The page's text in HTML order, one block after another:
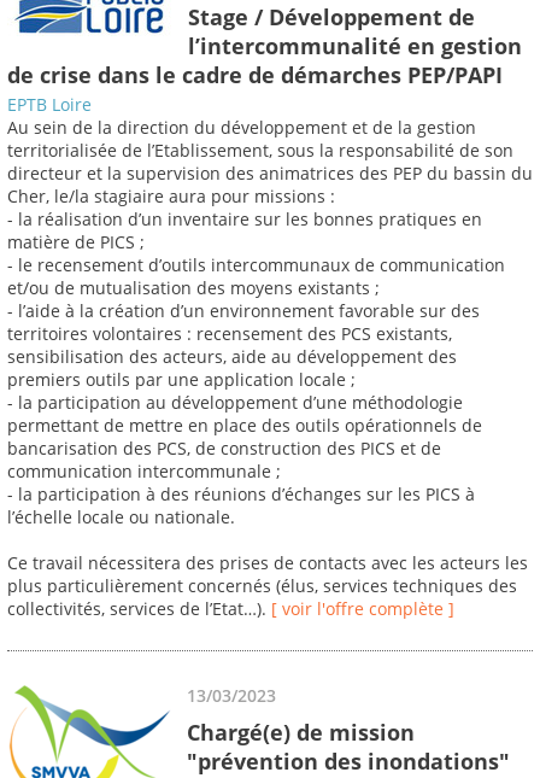
Stage / Développement de
l’intercommunalité en gestion
de crise dans le cadre de démarches PEP/PAPI
EPTB Loire
Au sein de la direction du développement et de la gestion
territorialisée de l’Etablissement, sous la responsabilité de son
directeur et la supervision des animatrices des PEP du bassin du
Cher, le/la stagiaire aura pour missions :
- la réalisation d’un inventaire sur les bonnes pratiques en
matière de PICS ;
- le recensement d’outils intercommunaux de communication
et/ou de mutualisation des moyens existants ;
- l’aide à la création d’un environnement favorable sur des
territoires volontaires : recensement des PCS existants,
sensibilisation des acteurs, aide au développement des
premiers outils par une application locale ;
- la participation au développement d’une méthodologie
permettant de mettre en place des outils opérationnels de
bancarisation des PCS, de construction des PICS et de
communication intercommunale ;
- la participation à des réunions d’échanges sur les PICS à
l’échelle locale ou nationale.
Ce travail nécessitera des prises de contacts avec les acteurs les
plus particulièrement concernés (élus, services techniques des
collectivités, services de l’Etat…). [ voir l'offre complète ]
13/03/2023
Chargé(e) de mission
"prévention des inondations"